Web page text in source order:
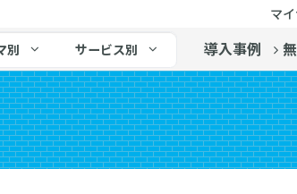
マ
別 サービス別 導入事例